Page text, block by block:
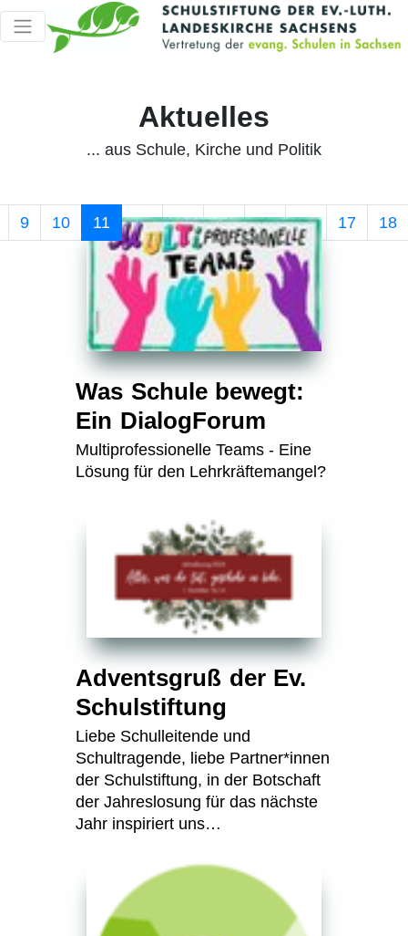
Aktuelles
... aus Schule, Kirche und Politik
9 10 11 12 13 14 15 16 17 18
Was Schule bewegt:
Ein DialogForum
Multiprofessionelle Teams - Eine
Lösung für den Lehrkräftemangel?
Adventsgruß der Ev.
Schulstiftung
Liebe Schulleitende und
Schultragende, liebe Partner*innen
der Schulstiftung, in der Botschaft
der Jahreslosung für das nächste
Jahr inspiriert uns…